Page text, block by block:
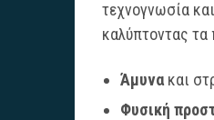
τεχνογνωσία
καλύπτοντας
Άμυνα και
Φυσική